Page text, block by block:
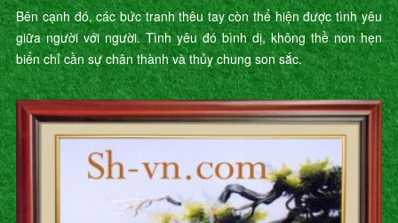
Bên cạnh đó, các bức tranh thêu tay còn thể hiện được tình yêu
giữa người với người. Tình yêu đó bình dị, không thề non hẹn
biển chỉ cần sự chân thành và thủy chung son sắc.